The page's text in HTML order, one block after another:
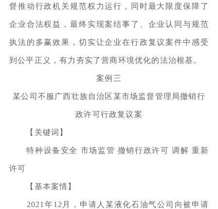
督推动行政机关规范权力运行，同时最大限度保障了
企业合法权益，最终实现案结事了、企业认同与规范
执法的多赢效果，切实让企业在行政复议案件中感受
到公平正义，有力夯实了营商环境优化的法治根基。
案例三
某公司不服广西壮族自治区某市场监督管理局撤销行
政许可行政复议案
【关键词】
特种设备安全 市场监管 撤销行政许可 调解 重新
许可
【基本案情】
2021年12月，申请人某液化石油气公司向被申请